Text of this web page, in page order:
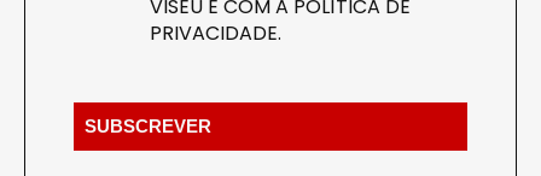
VISEU E COM A POLÍTICA DE
PRIVACIDADE.